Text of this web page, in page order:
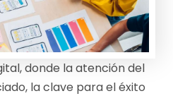
I
N
J
J
M
A
R
Z
donde la atención del
la clave para el éxito